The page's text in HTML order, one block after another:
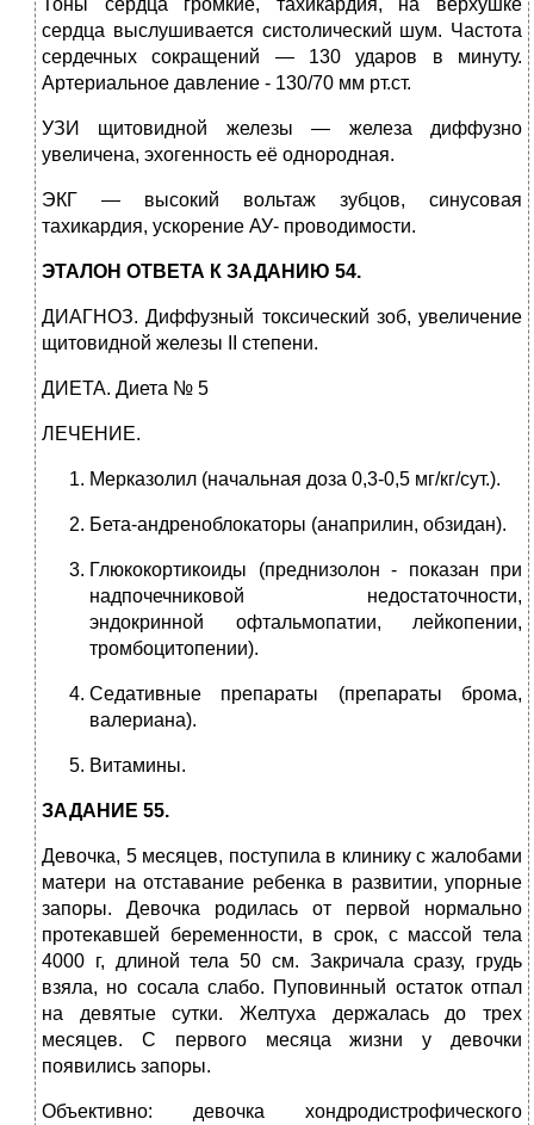
сердца выслушивается систолический шум. Частота
сердечных сокращений — 130 ударов в минуту.
Артериальное давление - 130/70 мм рт.ст.
УЗИ щитовидной железы — железа диффузно
увеличена, эхогенность её однородная.
ЭКГ — высокий вольтаж зубцов, синусовая
тахикардия, ускорение АУ- проводимости.
ЭТАЛОН ОТВЕТА К ЗАДАНИЮ 54.
ДИАГНОЗ. Диффузный токсический зоб, увеличение
щитовидной железы II степени.
ДИЕТА. Диета № 5
ЛЕЧЕНИЕ.
Мерказолил (начальная доза 0,3-0,5 мг/кг/сут.).
Бета-андреноблокаторы (анаприлин, обзидан).
Глюкокортикоиды (преднизолон - показан при
надпочечниковой недостаточности,
эндокринной офтальмопатии, лейкопении,
тромбоцитопении).
Седативные препараты (препараты брома,
валериана).
Витамины.
ЗАДАНИЕ 55.
Девочка, 5 месяцев, поступила в клинику с жалобами
матери на отставание ребенка в развитии, упорные
запоры. Девочка родилась от первой нормально
протекавшей беременности, в срок, с массой тела
4000 г, длиной тела 50 см. Закричала сразу, грудь
взяла, но сосала слабо. Пуповинный остаток отпал
на девятые сутки. Желтуха держалась до трех
месяцев. С первого месяца жизни у девочки
появились запоры.
Объективно: девочка хондродистрофического